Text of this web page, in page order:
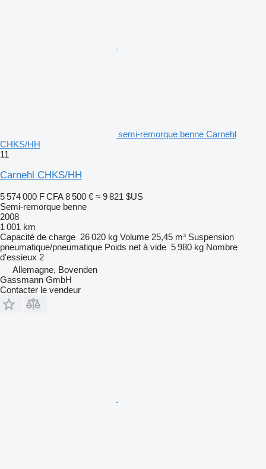
semi-remorque benne Carnehl
CHKS/HH
11
Carnehl CHKS/HH
5 574 000 F CFA 8 500 € ≈ 9 821 $US
Semi-remorque benne
2008
1 001 km
Capacité de charge 26 020 kg Volume 25,45 m³ Suspension
pneumatique/pneumatique Poids net à vide 5 980 kg Nombre
d'essieux 2
Allemagne, Bovenden
Gassmann GmbH
Contacter le vendeur